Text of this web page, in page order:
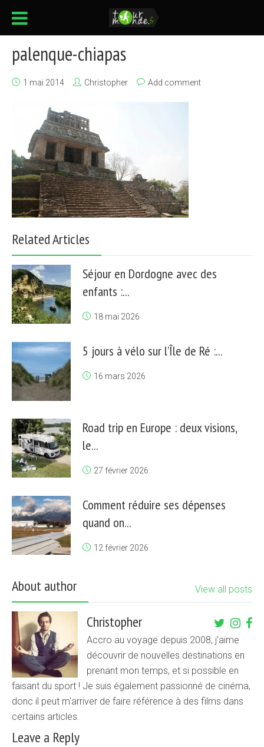
palenque-chiapas
1 mai 2014 Christopher Add comment
Related Articles
Séjour en Dordogne avec des
enfants :...
18 mai 2026
5 jours à vélo sur l’Île de Ré :...
16 mars 2026
Road trip en Europe : deux visions,
le...
27 février 2026
Comment réduire ses dépenses
quand on...
12 février 2026
About author View all posts
Christopher
Accro au voyage depuis 2008, j'aime
découvrir de nouvelles destinations en
prenant mon temps, et si possible en
faisant du sport ! Je suis également passionné de cinéma,
donc il peut m'arriver de faire référence à des films dans
certains articles.
Leave a Reply